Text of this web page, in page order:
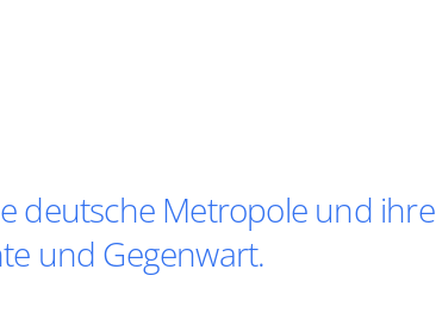
deutsche Metropole und ihre
und Gegenwart.